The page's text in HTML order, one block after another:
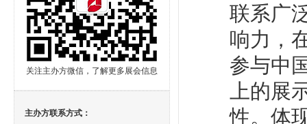
关注主办方微信，了解更多展会信息
主办方联系方式：
联系广
响力，
参与中
上的展
性。体